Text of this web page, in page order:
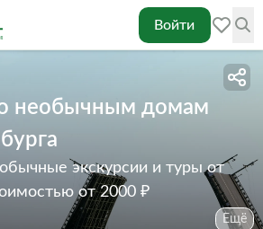
Войти
необычным домам
экскурсии и туры от
от 2000 ₽
Ещё